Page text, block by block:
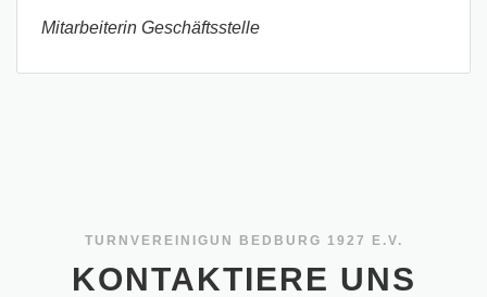
Mitarbeiterin Geschäftsstelle
TURNVEREINIGUN BEDBURG 1927 E.V.
KONTAKTIERE UNS